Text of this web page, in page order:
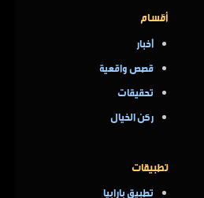
أقسام
أخبار
قصص واقعية
تحقيقات
ركن الخيال
تطبيقات
تطبيق بارابيا